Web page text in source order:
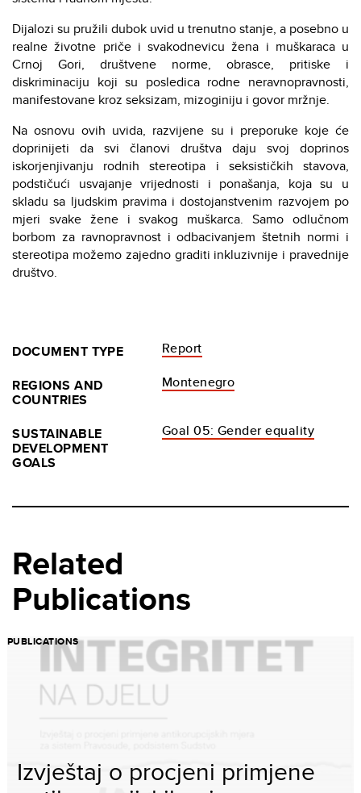
Dijalozi su pružili dubok uvid u trenutno stanje, a posebno u
realne životne priče i svakodnevicu žena i muškaraca u
Crnoj Gori, društvene norme, obrasce, pritiske i
diskriminaciju koji su posledica rodne neravnopravnosti,
manifestovane kroz seksizam, mizoginiju i govor mržnje.
Na osnovu ovih uvida, razvijene su i preporuke koje će
doprinijeti da svi članovi društva daju svoj doprinos
iskorjenjivanju rodnih stereotipa i seksističkih stavova,
podstičući usvajanje vrijednosti i ponašanja, koja su u
skladu sa ljudskim pravima i dostojanstvenim razvojem po
mjeri svake žene i svakog muškarca. Samo odlučnom
borbom za ravnopravnost i odbacivanjem štetnih normi i
stereotipa možemo zajedno graditi inkluzivnije i pravednije
društvo.
DOCUMENT TYPE
Report
REGIONS AND
COUNTRIES
Montenegro
SUSTAINABLE
DEVELOPMENT
GOALS
Goal 05: Gender equality
Related
Publications
PUBLICATIONS
Izvještaj o procjeni primjene